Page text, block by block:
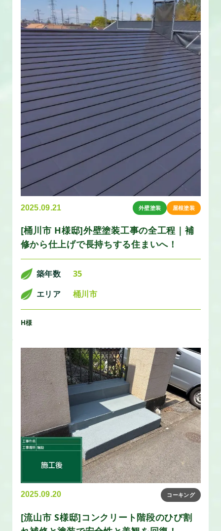
2025.09.21 外壁塗装 屋根塗装
[桶川市 H様邸]外壁塗装工事の全工程｜補
修から仕上げで長持ちする住まいへ！
築年数
35
エリア
桶川市
H様
2025.09.20 コーキング
[流山市 S様邸]コンクリート階段のひび割